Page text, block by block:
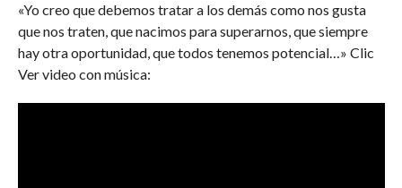
«Yo creo que debemos tratar a los demás como nos gusta
que nos traten, que nacimos para superarnos, que siempre
hay otra oportunidad, que todos tenemos potencial…» Clic
Ver video con música: